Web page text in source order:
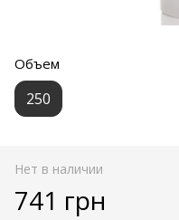
Объем
250
Нет в наличии
741 грн